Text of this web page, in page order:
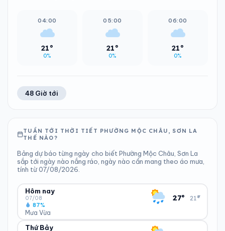
04:00
21°
0%
05:00
21°
0%
06:00
21°
0%
48 Giờ tới
TUẦN TỚI THỜI TIẾT PHƯỜNG MỘC CHÂU, SƠN LA
THẾ NÀO?
Bảng dự báo từng ngày cho biết Phường Mộc Châu, Sơn La
sắp tới ngày nào nắng ráo, ngày nào cần mang theo áo mưa,
tính từ 07/08/2026.
Hôm nay
07/08
Mưa Vừa
87%
27° 21°
▾
ĐỘ ẨM
Thứ Bảy